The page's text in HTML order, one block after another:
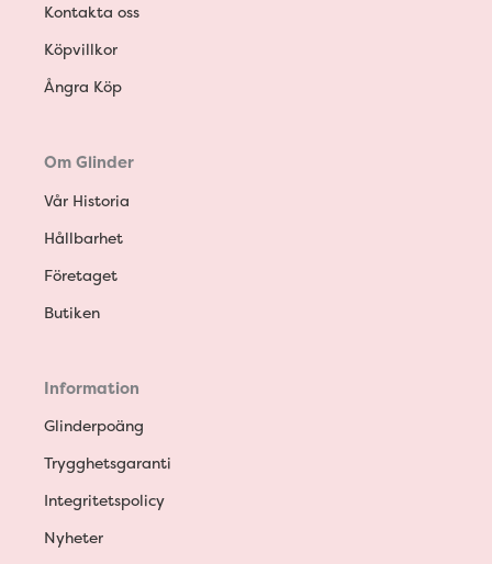
Kontakta oss
Köpvillkor
Ångra Köp
Om Glinder
Vår Historia
Hållbarhet
Företaget
Butiken
Information
Glinderpoäng
Trygghetsgaranti
Integritetspolicy
Nyheter